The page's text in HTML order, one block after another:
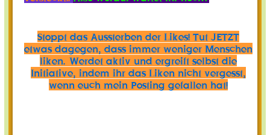
Stoppt das Aussterben der Likes! Tut JETZT
etwas dagegen, dass immer weniger Menschen
liken. Werdet aktiv und ergreift selbst die
Initiative, indem ihr das Liken nicht vergesst,
wenn euch mein Posting gefallen hat!